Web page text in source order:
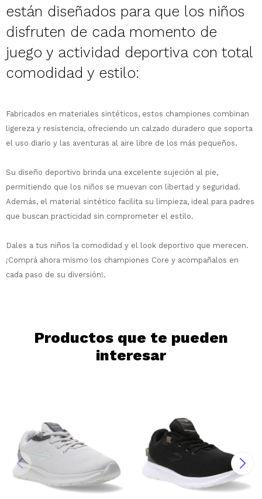
están diseñados para que los niños
disfruten de cada momento de
juego y actividad deportiva con total
comodidad y estilo:
Fabricados en materiales sintéticos, estos championes combinan
ligereza y resistencia, ofreciendo un calzado duradero que soporta
el uso diario y las aventuras al aire libre de los más pequeños.
Su diseño deportivo brinda una excelente sujeción al pie,
permitiendo que los niños se muevan con libertad y seguridad.
Además, el material sintético facilita su limpieza, ideal para padres
que buscan practicidad sin comprometer el estilo.
Dales a tus niños la comodidad y el look deportivo que merecen.
¡Comprá ahora mismo los championes Core y acompañalos en
cada paso de su diversión!.
Productos que te pueden
interesar
cuotas y sin tocar tu
tarjeta de crédito
¡Sumate a la forma más ágil de
Comprá en 3 cuotas sin recargo o hasta
en 12 cuotas * ¡Solo con tu cédula!
Cédula de identidad
Fecha de nacimiento
Día Mes
Después.
¡Tenés hasta
para comprar en las cuotas
* sujeto a aprobación crediticia. El monto
disponible puede variar por comercio
Ups!
Parece que no tenes oferta, lamentamos
el inconveniente, por cualquier duda
contactanos en
preguntas@pagodespues.com.uy
¡Algo salió mal!
Por favor intenta nuevamente mas tarde.